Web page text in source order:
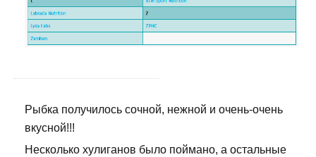
Рыбка получилось сочной, нежной и очень-очень
вкусной!!!
Несколько хулиганов было поймано, а остальные